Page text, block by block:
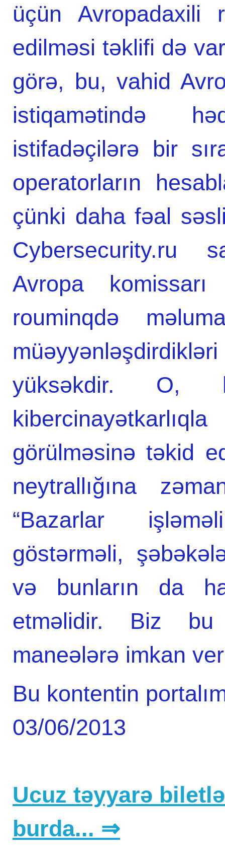
üçün Avropadaxili
edilməsi təklifi də
görə, bu, vahid
istiqamətində
istifadəçilərə bir
operatorların
çünki daha fəal
Cybersecurity.ru
Avropa
rouminqdə
yüksəkdir. O,
görülməsinə təkid
neytrallığına
“Bazarlar
göstərməli,
və bunların da
etməlidir. Biz bu
maneələrə imkan
Bu kontentin
03/06/2013
Ucuz təyyarə
burda... ⇒